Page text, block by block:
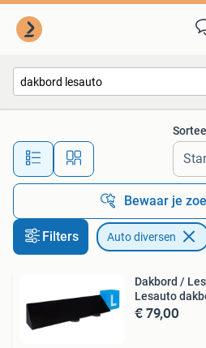
Alle afstanden…
Bewaar je
Filters Auto diversen
Dakbord /
Lesauto
€ 79,00